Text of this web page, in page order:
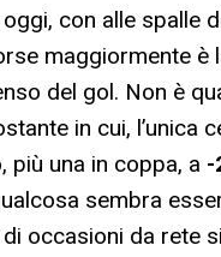
con alle spalle
maggiormente è
del gol. Non è
in cui, l’unica
più una in coppa, a -
sembra
occasioni da rete